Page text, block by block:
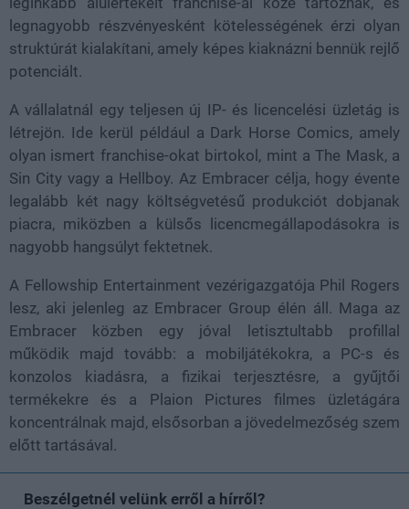
legnagyobb részvényesként kötelességének érzi olyan
struktúrát kialakítani, amely képes kiaknázni bennük rejlő
potenciált.
A vállalatnál egy teljesen új IP- és licencelési üzletág is
létrejön. Ide kerül például a Dark Horse Comics, amely
olyan ismert franchise-okat birtokol, mint a The Mask, a
Sin City vagy a Hellboy. Az Embracer célja, hogy évente
legalább két nagy költségvetésű produkciót dobjanak
piacra, miközben a külsős licencmegállapodásokra is
nagyobb hangsúlyt fektetnek.
A Fellowship Entertainment vezérigazgatója Phil Rogers
lesz, aki jelenleg az Embracer Group élén áll. Maga az
Embracer közben egy jóval letisztultabb profillal
működik majd tovább: a mobiljátékokra, a PC-s és
konzolos kiadásra, a fizikai terjesztésre, a gyűjtői
termékekre és a Plaion Pictures filmes üzletágára
koncentrálnak majd, elsősorban a jövedelmezőség szem
előtt tartásával.
Beszélgetnél velünk erről a hírről?